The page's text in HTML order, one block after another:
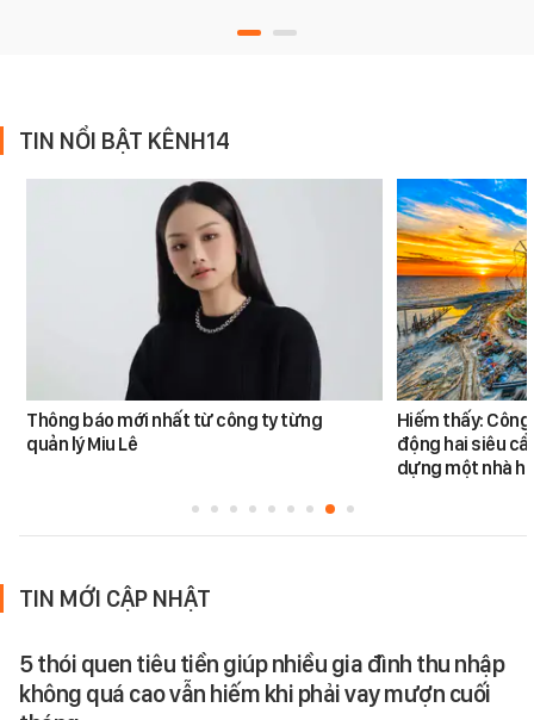
TIN NỔI BẬT KÊNH14
Thông báo mới nhất từ công ty từng
quản lý Miu Lê
Hiếm thấy:
động hai siêu
dựng một nhà
TIN MỚI CẬP NHẬT
5 thói quen tiêu tiền giúp nhiều gia đình thu nhập
không quá cao vẫn hiếm khi phải vay mượn cuối